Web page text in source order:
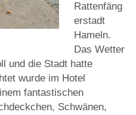
Rattenfäng
erstadt
Hameln.
Das Wetter
und die Stadt hatte
wurde im Hotel
fantastischen
Schwänen,